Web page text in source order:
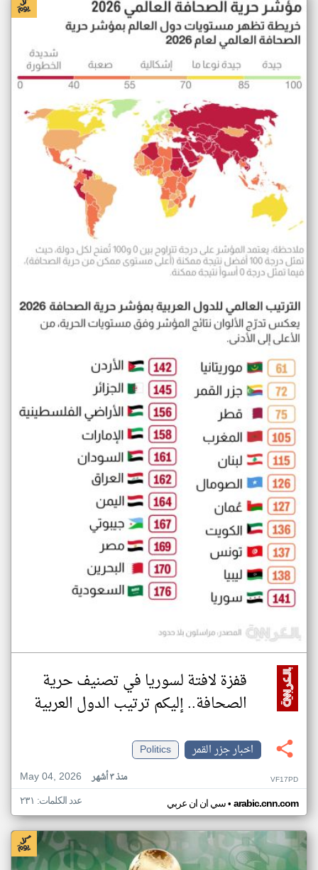
قفزة لافتة لسوريا في تصنيف حرية
الصحافة.. إليكم ترتيب الدول العربية
اخبار جزر القمر
Politics
May 04, 2026
منذ ٣ أشهر VF17PD
سي ان ان عربي• arabic.cnn.com عدد الكلمات: ٢٣١